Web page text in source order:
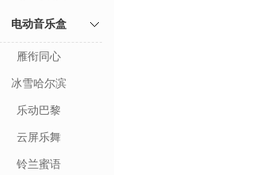
电动音乐盒
雁衔同心
冰雪哈尔滨
乐动巴黎
云屏乐舞
铃兰蜜语